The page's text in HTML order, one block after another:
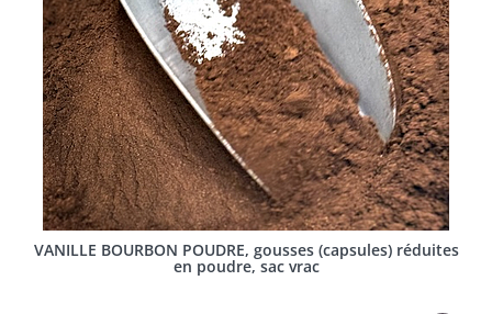
VANILLE BOURBON POUDRE, gousses (capsules) réduites
en poudre, sac vrac